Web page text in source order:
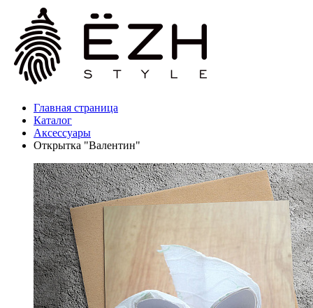
Главная страница
Каталог
Аксессуары
Открытка "Валентин"